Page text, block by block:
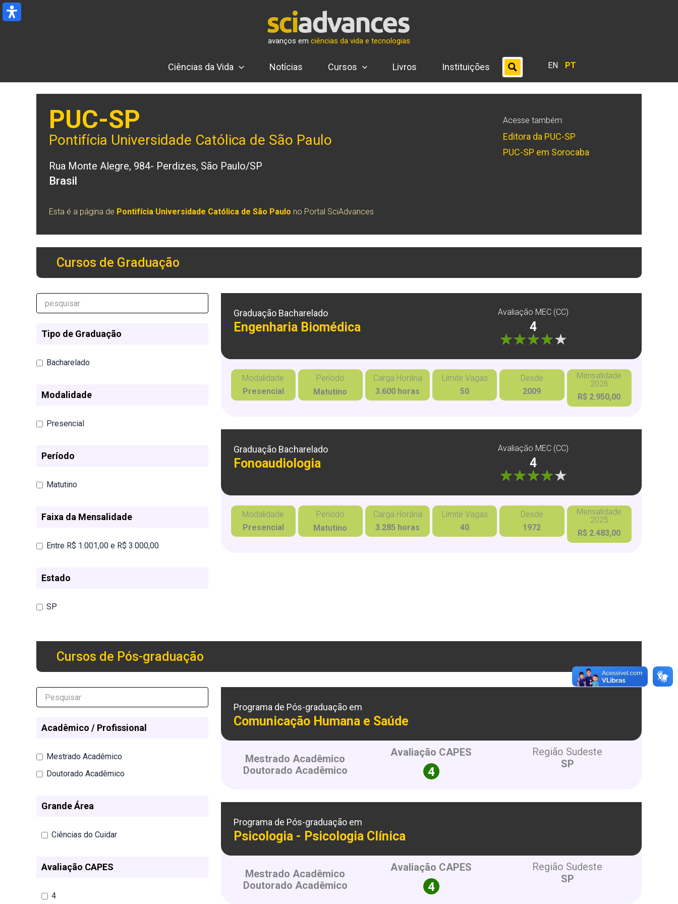
Ir
para
avanços em ciências da vida e tecnologias
Ciências da Vida Notícias Cursos Livros Instituições EN PT
PUC-SP
Pontifícia Universidade Católica de São Paulo
Rua Monte Alegre, 984- Perdizes, São Paulo/SP
Brasil
Esta é a página de Pontifícia Universidade Católica de São Paulo no Portal SciAdvances
Acesse também:
Editora da PUC-SP
PUC-SP em Sorocaba
Cursos de Graduação
Tipo de Graduação
Bacharelado
Modalidade
Presencial
Período
Matutino
Faixa da Mensalidade
Entre R$ 1.001,00 e R$ 3.000,00
Estado
SP
Graduação Bacharelado
Engenharia Biomédica
Avaliação MEC (CC)
4
Modalidade
Presencial
Período
Matutino
Carga Horária
3.600 horas
Limite Vagas
50
Desde
2009
Mensalidade
2026
R$ 2.950,00
Graduação Bacharelado
Fonoaudiologia
Avaliação MEC (CC)
4
Modalidade
Presencial
Período
Matutino
Carga Horária
3.285 horas
Limite Vagas
40
Desde
1972
Mensalidade
2025
R$ 2.483,00
Cursos de Pós-graduação
Acadêmico / Profissional
Mestrado Acadêmico
Doutorado Acadêmico
Grande Área
Ciências do Cuidar
Avaliação CAPES
4
Programa de Pós-graduação em
Comunicação Humana e Saúde
Mestrado Acadêmico
Doutorado Acadêmico
Avaliação CAPES
Região Sudeste
SP
Programa de Pós-graduação em
Psicologia - Psicologia Clínica
Mestrado Acadêmico
Doutorado Acadêmico
Avaliação CAPES
Região Sudeste
SP